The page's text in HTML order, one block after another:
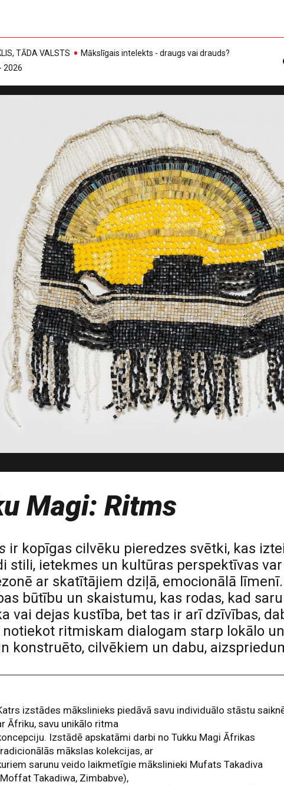
TĀDA VALSTS
Mākslīgais intelekts - draugs vai drauds?
2026
Magi: Ritms
ir kopīgas cilvēku pieredzes svētki, kas
stili, ietekmes un kultūras perspektīvas
ar skatītājiem dziļā, emocionālā
būtību un skaistumu, kas rodas, kad
vai dejas kustība, bet tas ir arī dzīvības,
ritmiskam dialogam starp lokālo
konstruēto, cilvēkiem un dabu,
izstādes mākslinieks piedāvā savu individuālo stāstu
Āfriku, savu unikālo ritma
Izstādē apskatāmi darbi no Tukku Magi Āfrikas
mākslas kolekcijas, ar
sarunu veido laikmetīgie mākslinieki Mufats Takadiva
Takadiwa, Zimbabve),